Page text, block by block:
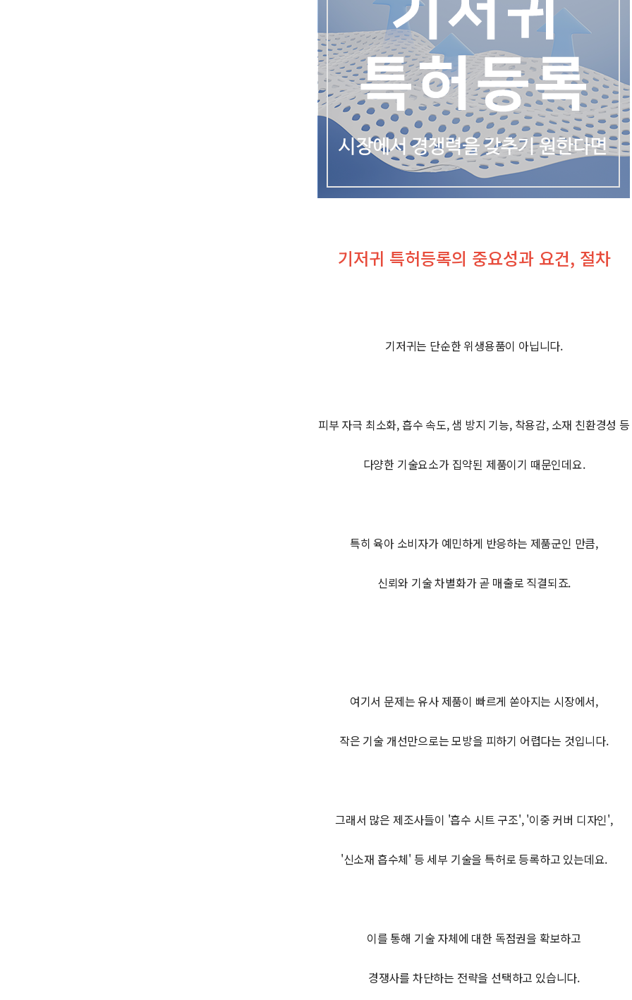
기저귀 특허등록의 중요성과 요건, 절차
기저귀는 단순한 위생용품이 아닙니다.
피부 자극 최소화, 흡수 속도, 샘 방지 기능, 착용감, 소재 친환경성 등
다양한 기술요소가 집약된 제품이기 때문인데요.
특히 육아 소비자가 예민하게 반응하는 제품군인 만큼,
신뢰와 기술 차별화가 곧 매출로 직결되죠.
여기서 문제는 유사 제품이 빠르게 쏟아지는 시장에서,
작은 기술 개선만으로는 모방을 피하기 어렵다는 것입니다.
그래서 많은 제조사들이 '흡수 시트 구조', '이중 커버 디자인',
'신소재 흡수체' 등 세부 기술을 특허로 등록하고 있는데요.
이를 통해 기술 자체에 대한 독점권을 확보하고
경쟁사를 차단하는 전략을 선택하고 있습니다.